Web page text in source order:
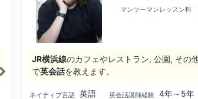
マンツーマンレッスン料
JR横浜線のカフェやレストラン, 公園, その
で英会話を教えます。
ネイティブ言語 英語 英会話講師経験
4年～5年